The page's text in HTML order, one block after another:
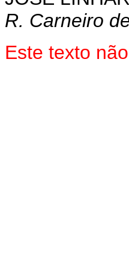
R. Carneiro
Este texto